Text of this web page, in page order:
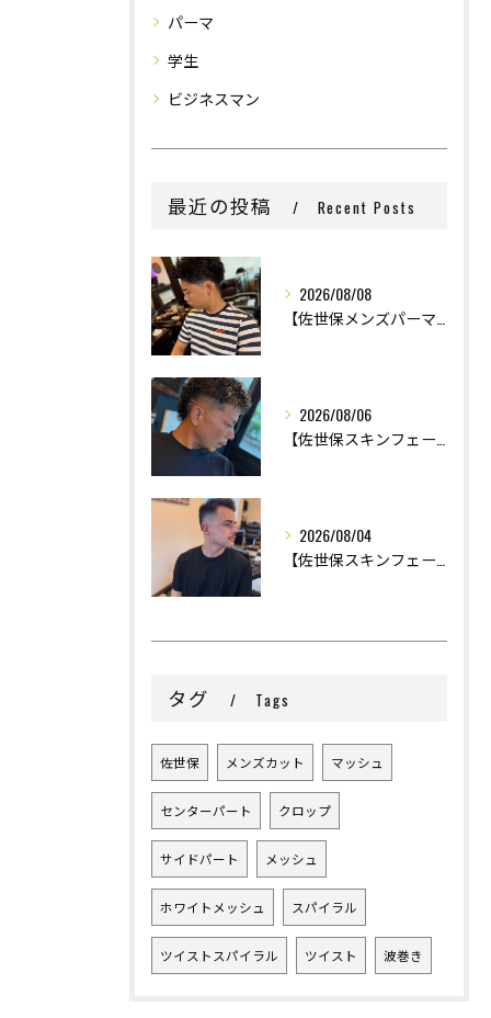
パーマ
学生
ビジネスマン
最近の投稿 Recent Posts
2026/08/08
2026/08/06
2026/08/04
タグ Tags
佐世保 メンズカット マッシュ
センターパート クロップ
サイドパート メッシュ
ホワイトメッシュ スパイラル
ツイストスパイラル ツイスト 波巻き